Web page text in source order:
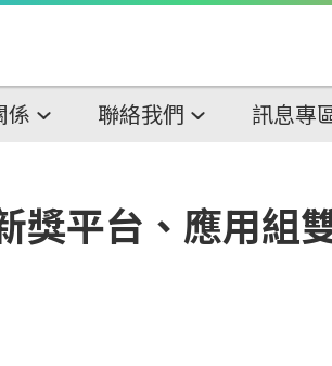
係 聯絡我們 訊息專
獎平台、應用組